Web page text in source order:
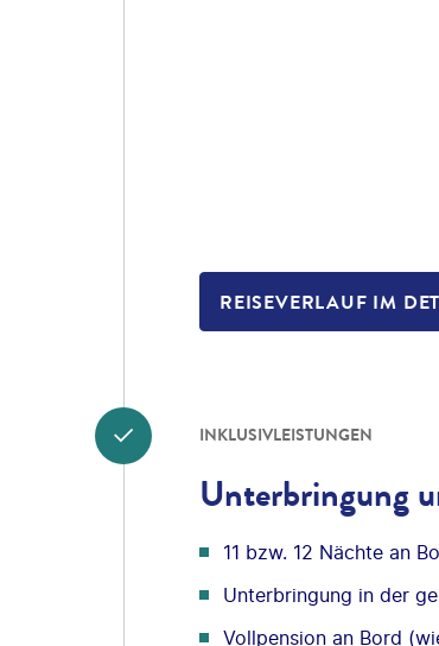
REISEVERLAUF IM
INKLUSIVLEISTUNGEN
Unterbringung
11 bzw. 12 Nächte an
Unterbringung in der
Vollpension an Bord